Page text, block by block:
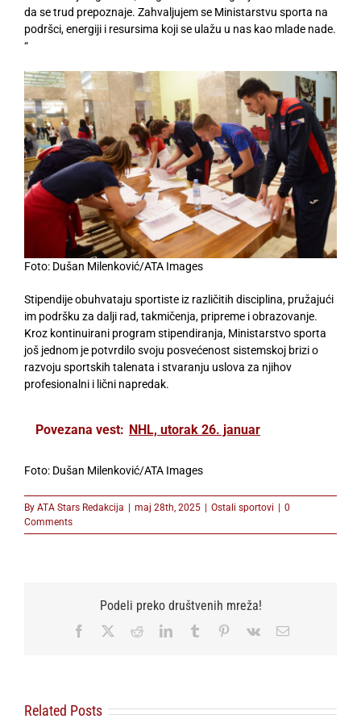
da se trud prepoznaje. Zahvaljujem se Ministarstvu sporta na
podršci, energiji i resursima koji se ulažu u nas kao mlade nade.
“
Foto: Dušan Milenković/ATA Images
Stipendije obuhvataju sportiste iz različitih disciplina, pružajući
im podršku za dalji rad, takmičenja, pripreme i obrazovanje.
Kroz kontinuirani program stipendiranja, Ministarstvo sporta
još jednom je potvrdilo svoju posvećenost sistemskoj brizi o
razvoju sportskih talenata i stvaranju uslova za njihov
profesionalni i lični napredak.
Povezana vest: NHL, utorak 26. januar
Foto: Dušan Milenković/ATA Images
By ATA Stars Redakcija maj 28th, 2025 Ostali sportovi
0
Comments
Podeli preko društvenih mreža!
Facebook RedditLinkedInTumblr Pinterest
Vk Email
Related Posts